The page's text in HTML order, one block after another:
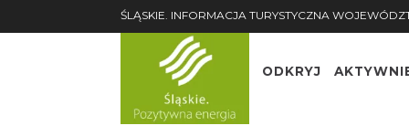
ŚLĄSKIE. INFORMACJA TURYSTYCZNA
ODKRYJ